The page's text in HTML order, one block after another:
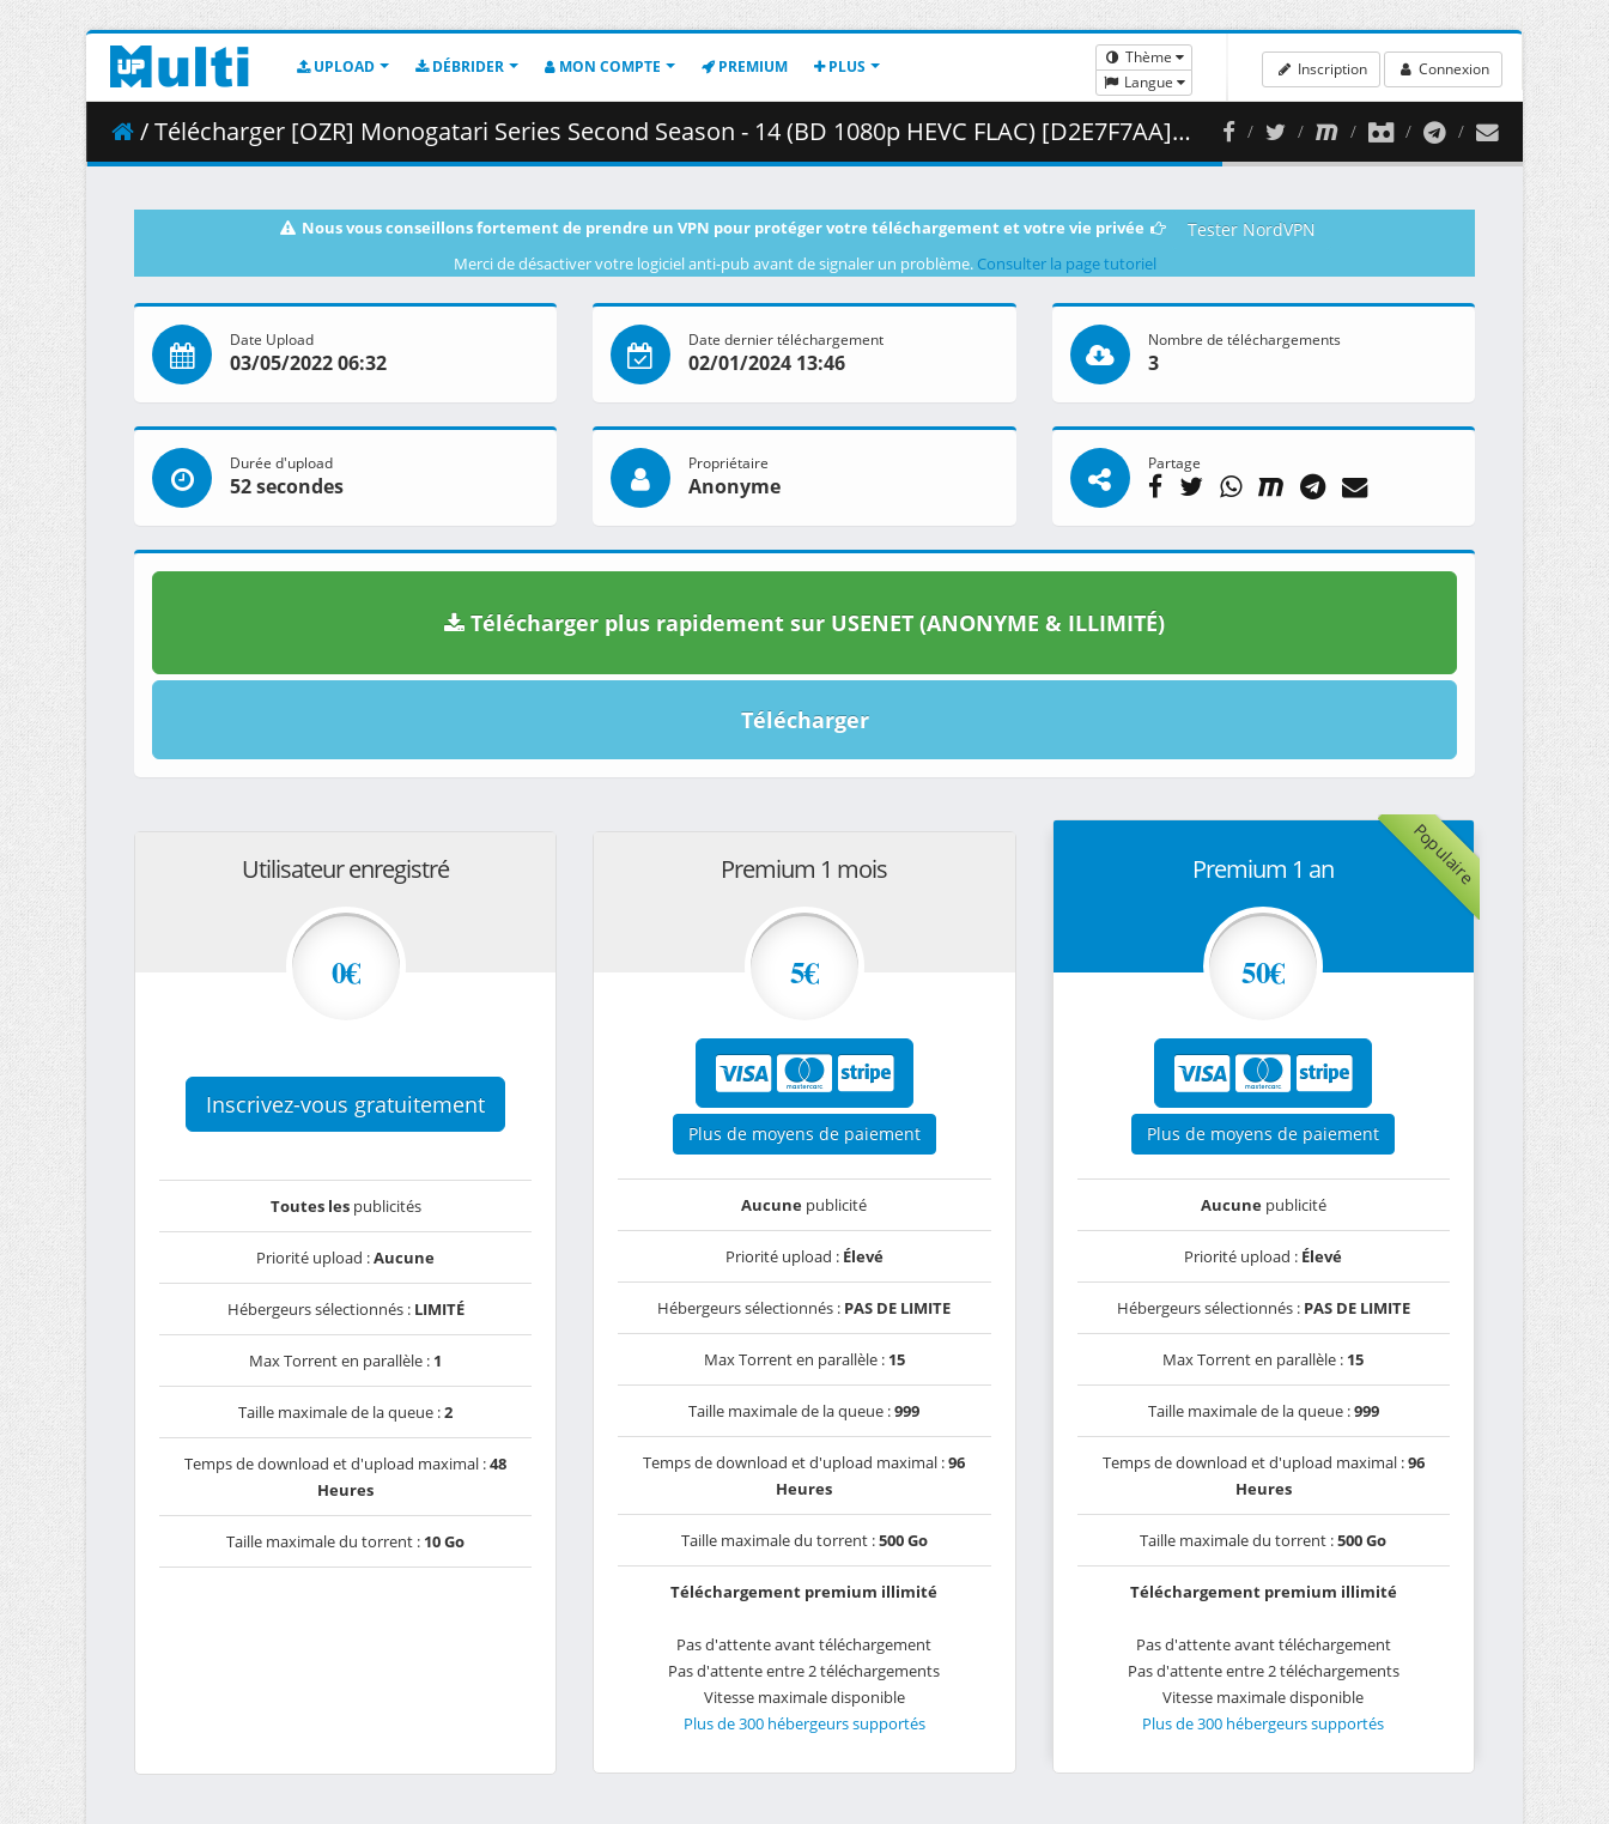
UPLOAD DÉBRIDER MON COMPTE PREMIUM PLUS
Thème
Langue
Inscription Connexion
/ Télécharger [OZR] Monogatari Series Second Season - 14 (BD 1080p HEVC FLAC) [D2E7F7AA].mkv.001 ( 438.52 MB )
Nous vous conseillons fortement de prendre un VPN pour protéger votre téléchargement et votre vie privée Tester NordVPN
Merci de désactiver votre logiciel anti-pub avant de signaler un problème. Consulter la page tutoriel
Date Upload
03/05/2022 06:32
Date dernier téléchargement
02/01/2024 13:46
Nombre de téléchargements
3
Durée d'upload
52 secondes
Propriétaire
Anonyme
Partage
Télécharger plus rapidement sur USENET (ANONYME & ILLIMITÉ)
Télécharger
Utilisateur enregistré
0€
Inscrivez-vous gratuitement
Toutes lespublicités
Priorité upload :Aucune
Hébergeurs sélectionnés : LIMITÉ
Max Torrent en parallèle : 1
Taille maximale de la queue :2
Temps de download et d'upload maximal :48
Heures
Taille maximale du torrent : 10 Go
Premium 1 mois
5€
Plus de moyens de paiement
Aucune publicité
Priorité upload : Élevé
Hébergeurs sélectionnés : PAS DE LIMITE
Max Torrent en parallèle : 15
Taille maximale de la queue :999
Temps de download et d'upload maximal :96
Heures
Taille maximale du torrent :500 Go
Téléchargement premium illimité
Pas d'attente avant téléchargement
Pas d'attente entre 2 téléchargements
Vitesse maximale disponible
Plus de 300 hébergeurs supportés
Populaire
Premium 1 an
50€
Plus de moyens de paiement
Aucunepublicité
Priorité upload : Élevé
Hébergeurs sélectionnés : PAS DE LIMITE
Max Torrent en parallèle : 15
Taille maximale de la queue :999
Temps de download et d'upload maximal :96
Heures
Taille maximale du torrent :500 Go
Téléchargement premium illimité
Pas d'attente avant téléchargement
Pas d'attente entre 2 téléchargements
Vitesse maximale disponible
Plus de 300 hébergeurs supportés